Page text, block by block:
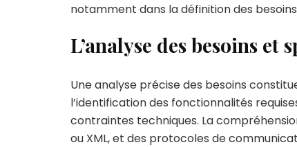
notamment dans la définition des
L’analyse des besoins et
Une analyse précise des besoins
l’identification des fonctionnalités
contraintes techniques. La
ou XML, et des protocoles de